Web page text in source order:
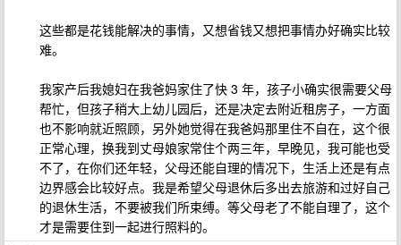
这些都是花钱能解决的事情，又想省钱又想把事情办好确实比较
难。
我家产后我媳妇在我爸妈家住了快 3 年，孩子小确实很需要父母
帮忙，但孩子稍大上幼儿园后，还是决定去附近租房子，一方面
也不影响就近照顾，另外她觉得在我爸妈那里住不自在，这个很
正常心理，换我到丈母娘家常住个两三年，早晚见，我可能也受
不了，在你们还年轻，父母还能自理的情况下，生活上还是有点
边界感会比较好点。我是希望父母退休后多出去旅游和过好自己
的退休生活，不要被我们所束缚。等父母老了不能自理了，这个
才是需要住到一起进行照料的。